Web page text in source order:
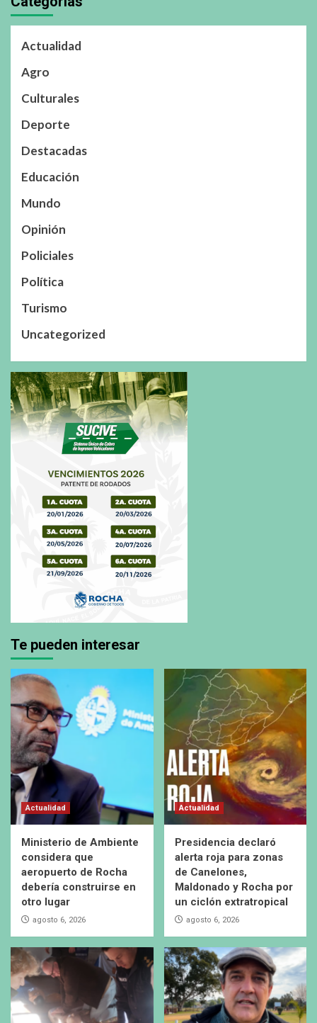
Actualidad
Agro
Culturales
Deporte
Destacadas
Educación
Mundo
Opinión
Policiales
Política
Turismo
Uncategorized
Te pueden interesar
Actualidad
Ministerio de Ambiente
considera que
aeropuerto de Rocha
debería construirse en
otro lugar
agosto 6, 2026
Actualidad
Presidencia declaró
alerta roja para zonas
de Canelones,
Maldonado y Rocha por
un ciclón extratropical
agosto 6, 2026